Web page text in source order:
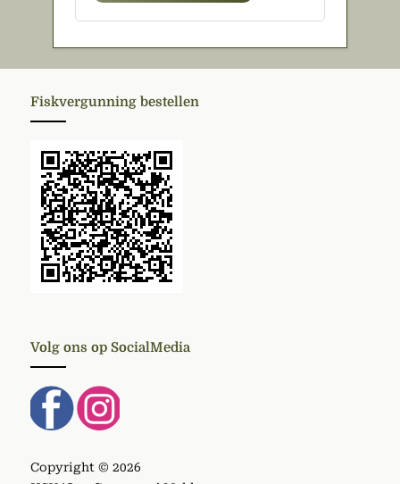
Fiskvergunning bestellen
Volg ons op SocialMedia
Copyright © 2026